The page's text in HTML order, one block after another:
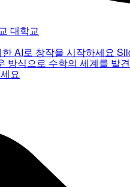
대학교
AI로 창작을 시작하세요
방식으로 수학의 세계를 발
요